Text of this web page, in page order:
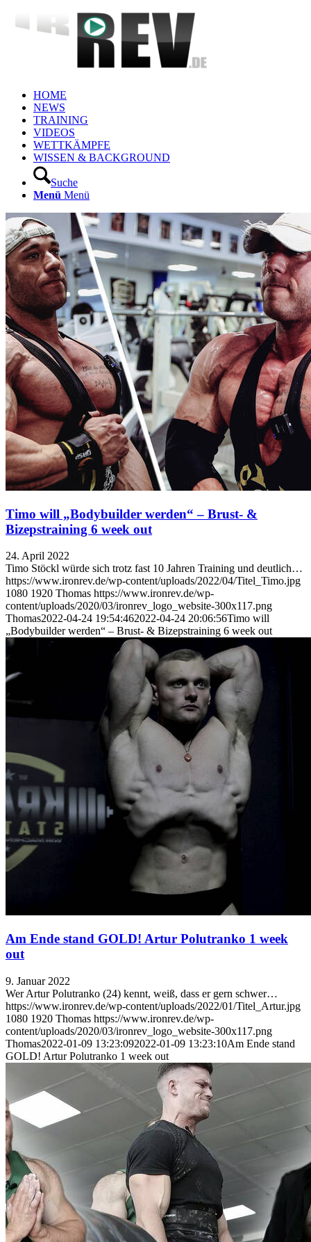
HOME
NEWS
TRAINING
VIDEOS
WETTKÄMPFE
WISSEN & BACKGROUND
Suche
Menü Menü
Timo will „Bodybuilder werden“ – Brust- &
Bizepstraining 6 week out
24. April 2022
Timo Stöckl würde sich trotz fast 10 Jahren Training und deutlich…
https://www.ironrev.de/wp-content/uploads/2022/04/Titel_Timo.jpg
1080 1920 Thomas https://www.ironrev.de/wp-
content/uploads/2020/03/ironrev_logo_website-300x117.png
Thomas2022-04-24 19:54:462022-04-24 20:06:56Timo will
„Bodybuilder werden“ – Brust- & Bizepstraining 6 week out
Am Ende stand GOLD! Artur Polutranko 1 week
out
9. Januar 2022
Wer Artur Polutranko (24) kennt, weiß, dass er gern schwer…
https://www.ironrev.de/wp-content/uploads/2022/01/Titel_Artur.jpg
1080 1920 Thomas https://www.ironrev.de/wp-
content/uploads/2020/03/ironrev_logo_website-300x117.png
Thomas2022-01-09 13:23:092022-01-09 13:23:10Am Ende stand
GOLD! Artur Polutranko 1 week out